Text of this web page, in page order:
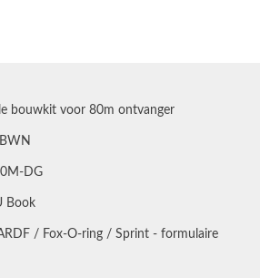
bouwkit voor 80m ontvanger
DG
Book
/ Fox-O-ring / Sprint - formulaire